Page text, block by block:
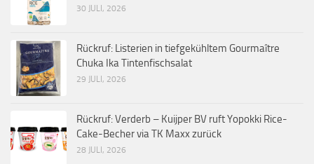
30 JULI, 2026
Rückruf: Listerien in tiefgekühltem Gourmaître
Chuka Ika Tintenfischsalat
29 JULI, 2026
Rückruf: Verderb – Kuijper BV ruft Yopokki Rice-
Cake-Becher via TK Maxx zurück
28 JULI, 2026